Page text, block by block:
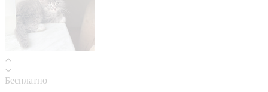
Бесплатно